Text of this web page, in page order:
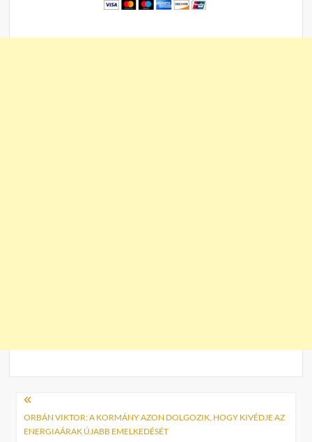
Bejegyzés
navigáció
ORBÁN VIKTOR: A KORMÁNY AZON DOLGOZIK, HOGY KIVÉDJE AZ
ENERGIAÁRAK ÚJABB EMELKEDÉSÉT